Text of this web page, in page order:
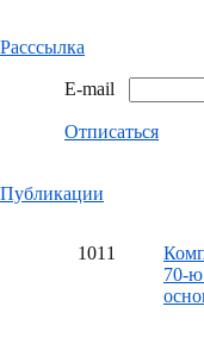
Расссылка
E-mail
Отписаться
Публикации
1011
70-ю